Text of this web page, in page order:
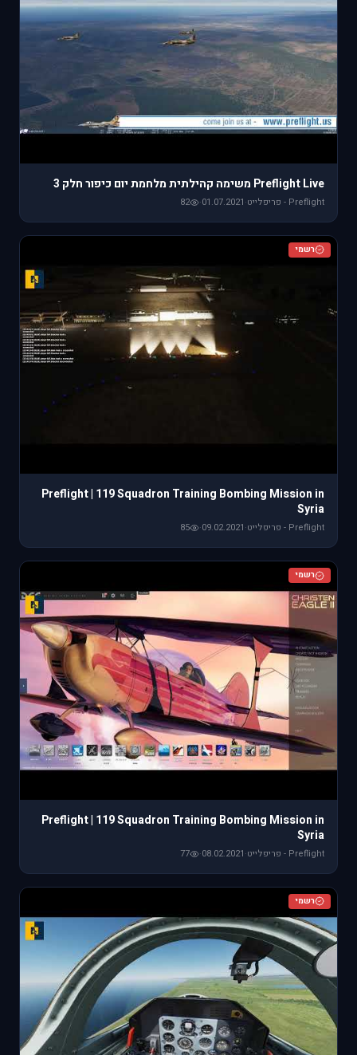
Preflight Live משימה קהילתית מלחמת יום כיפור חלק 3
Preflight - פריפלייט ·
01.07.2021
·
82
רשמי
Preflight | 119 Squadron Training Bombing Mission in
Syria
Preflight - פריפלייט ·
09.02.2021
·
85
רשמי
Preflight | 119 Squadron Training Bombing Mission in
Syria
Preflight - פריפלייט ·
08.02.2021
·
77
רשמי